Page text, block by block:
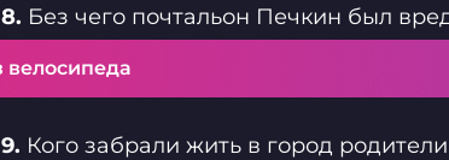
Без чего почтальон Печкин был
велосипеда
Кого забрали жить в город